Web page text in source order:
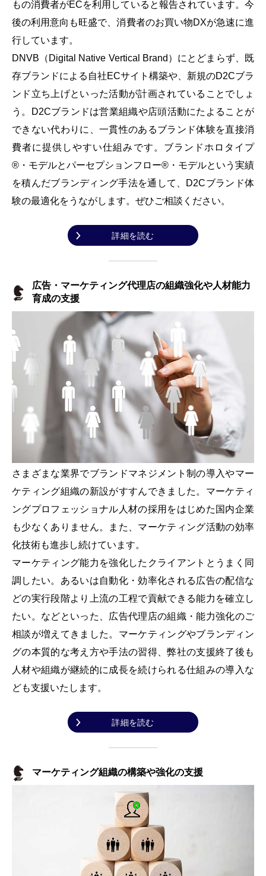
もの消費者がECを利用していると報告されています。今
後の利用意向も旺盛で、消費者のお買い物DXが急速に進
行しています。
DNVB（Digital Native Vertical Brand）にとどまらず、既
存ブランドによる自社ECサイト構築や、新規のD2Cブラ
ンド立ち上げといった活動が計画されていることでしょ
う。D2Cブランドは営業組織や店頭活動にたよることが
できない代わりに、一貫性のあるブランド体験を直接消
費者に提供しやすい仕組みです。ブランドホロタイプ
®・モデルとパーセプションフロー®・モデルという実績
を積んだブランディング手法を通して、D2Cブランド体
験の最適化をうながします。ぜひご相談ください。
詳細を読む
広告・マーケティング代理店の組織強化や人材能力
育成の支援
さまざまな業界でブランドマネジメント制の導入やマー
ケティング組織の新設がすすんできました。マーケティ
ングプロフェッショナル人材の採用をはじめた国内企業
も少なくありません。また、マーケティング活動の効率
化技術も進歩し続けています。
マーケティング能力を強化したクライアントとうまく同
調したい。あるいは自動化・効率化される広告の配信な
どの実行段階より上流の工程で貢献できる能力を確立し
たい。などといった、広告代理店の組織・能力強化のご
相談が増えてきました。マーケティングやブランディン
グの本質的な考え方や手法の習得、弊社の支援終了後も
人材や組織が継続的に成長を続けられる仕組みの導入な
ども支援いたします。
詳細を読む
マーケティング組織の構築や強化の支援